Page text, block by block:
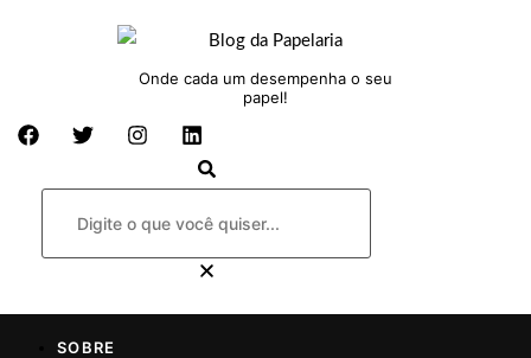
Onde cada um desempenha o seu
papel!
SOBRE